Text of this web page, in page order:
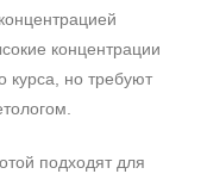
концентрации
курса, но требуют
подходят для